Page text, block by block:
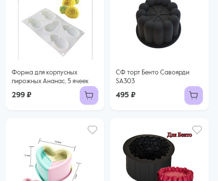
Форма для корпусных
пирожных Ананас, 5 ячеек
299 ₽
СФ торт Бенто Савоярди
SA303
495 ₽